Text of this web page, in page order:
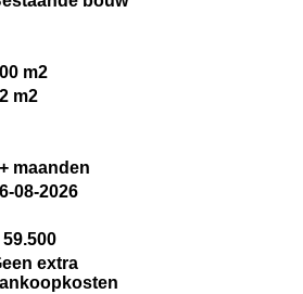
m2
m2
maanden
08-2026
59.500
extra